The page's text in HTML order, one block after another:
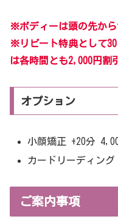
※ボディーは頭の先から
※リピート特典として
は各時間とも2,000円割
オプション
小顔矯正 +20分
カードリーディン
ご案内事項